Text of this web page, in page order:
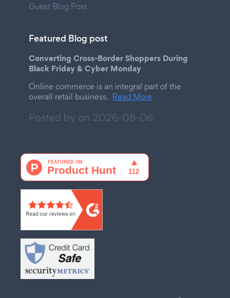
Guest Blog Post
Featured Blog post
Converting Cross-Border Shoppers During
Black Friday & Cyber Monday
Online commerce is an integral part of the
overall retail business. Read More
Posted by on 2026-08-06